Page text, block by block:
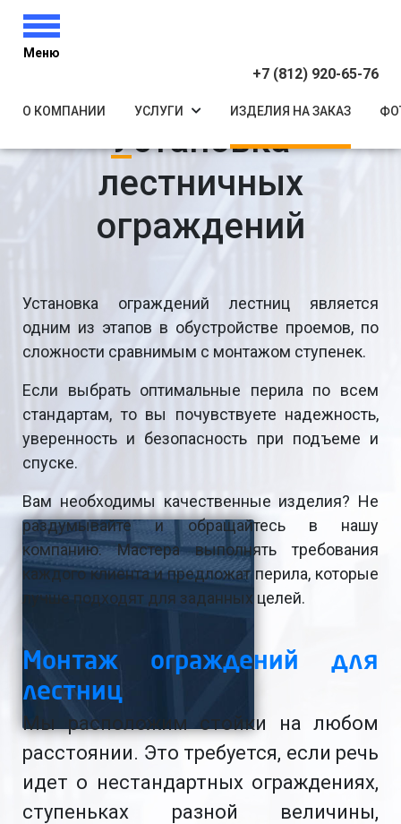
Меню
О КОМПАНИИ УСЛУГИ ИЗДЕЛИЯ НА ЗАКАЗ
+7 (812) 920-65-76
Установка
лестничных
ограждений
Установка ограждений лестниц является
одним из этапов в обустройстве проемов, по
сложности сравнимым с монтажом ступенек.
Если выбрать оптимальные перила по всем
стандартам, то вы почувствуете надежность,
уверенность и безопасность при подъеме и
спуске.
Вам необходимы качественные изделия? Не
раздумывайте и обращайтесь в нашу
компанию. Мастера выполнять требования
каждого клиента и предложат перила, которые
лучше подходят для заданных целей.
Монтаж ограждений для
лестниц
Мы расположим стойки на любом
расстоянии. Это требуется, если речь
идет о нестандартных ограждениях,
ступеньках разной величины,